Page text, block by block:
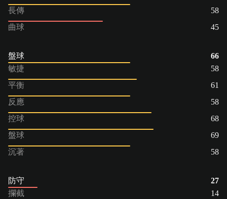
長傳
58
曲球
45
盤球
66
敏捷
58
平衡
61
反應
58
控球
68
盤球
69
沉著
58
防守
27
攔截
14